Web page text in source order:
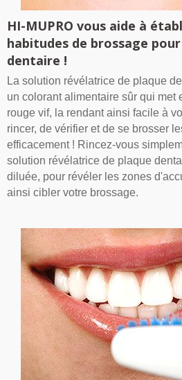
HI-MUPRO vous aide à
habitudes de brossage
dentaire !
La solution révélatrice de plaque
un colorant alimentaire sûr qui met
rouge vif, la rendant ainsi facile à
rincer, de vérifier et de se brosser
efficacement ! Rincez-vous
solution révélatrice de plaque
diluée, pour révéler les zones
ainsi cibler votre brossage.